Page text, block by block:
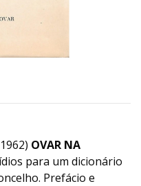
OVAR NA
para um dicionário
Prefácio e